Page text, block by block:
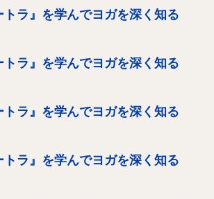
トラ』を学んでヨガを深く知る
トラ』を学んでヨガを深く知る
トラ』を学んでヨガを深く知る
トラ』を学んでヨガを深く知る